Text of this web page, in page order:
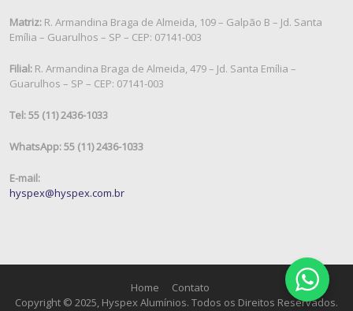
Matriz: R. Armandina Braga de Almeida, 109 – Galpão B – Jd. Santa
Emília – Guarulhos – SP – CEP: 07141-003
Filial: R. Armandina Braga de Almeida, 479 – Jd. Santa Emília –
Guarulhos – SP – CEP: 07141-003
Tel: 55 (11) 2436-1033
WhatsApp: 55 (11) 2436-1033
E-mail:
hyspex@hyspex.com.br
Home
Contato
Copyright © 2025, Hyspex Alumínios. Todos os Direitos Reservados.